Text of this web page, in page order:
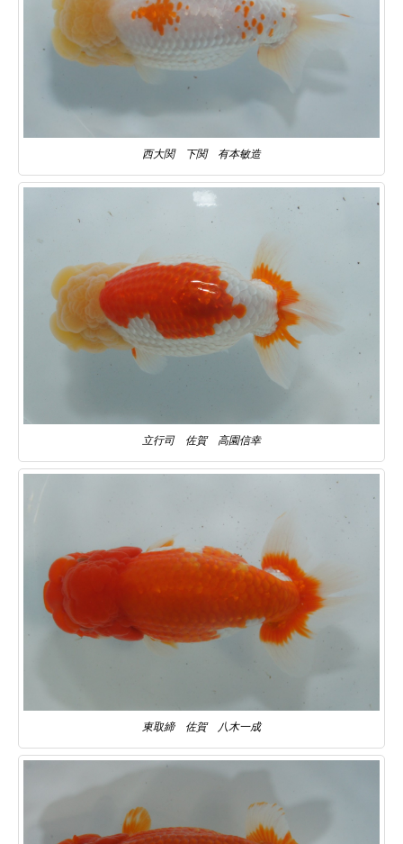
西大関 下関 有本敏造
立行司 佐賀 高園信幸
東取締 佐賀 八木一成